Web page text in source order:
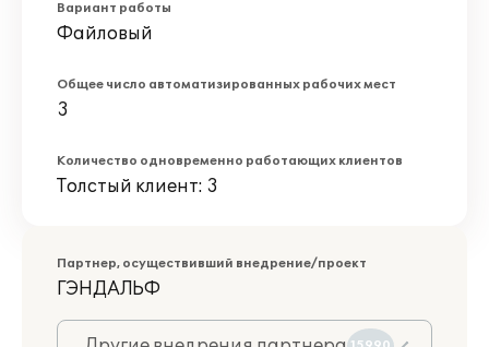
Вариант работы
Файловый
Общее число автоматизированных рабочих мест
3
Количество одновременно работающих клиентов
Толстый клиент: 3
Партнер, осуществивший внедрение/проект
ГЭНДАЛЬФ